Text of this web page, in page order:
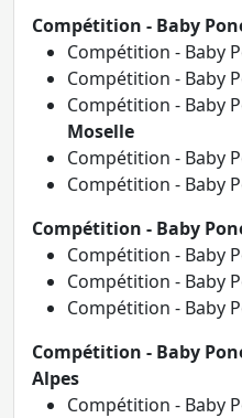
Compétition - Baby
Compétition - Baby
Compétition - Baby
Compétition - Baby
Moselle
Compétition - Baby
Compétition - Baby
Compétition - Baby
Compétition - Baby
Compétition - Baby
Compétition - Baby
Compétition - Baby
Alpes
Compétition - Baby